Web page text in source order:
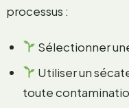
processus :
Sélectionner
Utiliser un
toute